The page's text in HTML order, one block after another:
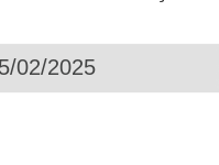
02/2025